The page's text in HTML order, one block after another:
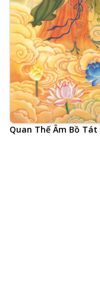
Quan Thế Âm Bồ Tát